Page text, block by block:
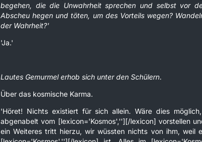
begehen, die die Unwahrheit sprechen und selbst vor
Abscheu hegen und töten, um des Vorteils wegen?
der Wahrheit?'
'Ja.'
Lautes Gemurmel erhob sich unter den Schülern.
Über das kosmische Karma.
'Höret! Nichts existiert für sich allein. Wäre dies
abgenabelt vom [lexicon='Kosmos',''][/lexicon] vorstellen
ein Weiteres tritt hierzu, wir wüssten nichts von ihm, weil